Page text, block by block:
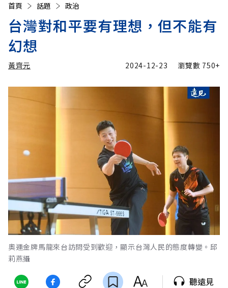
首頁 話題 政治
台灣對和平要有理想，但不能有
幻想
黃齊元 2024-12-23 瀏覽數 750+
奧運金牌馬龍來台訪問受到歡迎，顯示台灣人民的態度轉變。邱
莉燕攝
聽遠見